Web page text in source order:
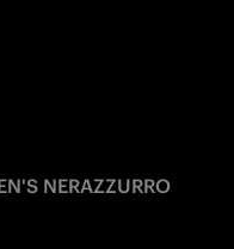
NERAZZURRO